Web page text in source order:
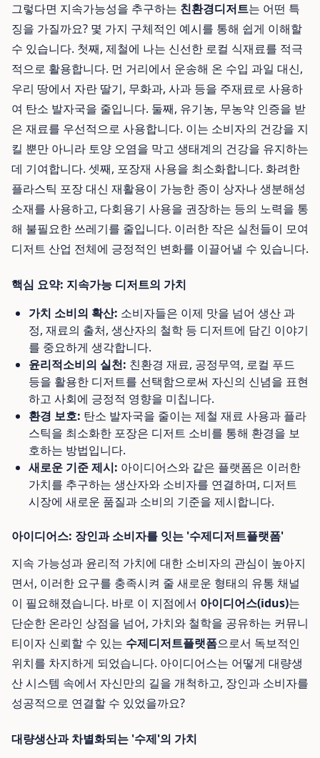
그렇다면 지속가능성을 추구하는 친환경디저트는 어떤 특
징을 가질까요? 몇 가지 구체적인 예시를 통해 쉽게 이해할
수 있습니다. 첫째, 제철에 나는 신선한 로컬 식재료를 적극
적으로 활용합니다. 먼 거리에서 운송해 온 수입 과일 대신,
우리 땅에서 자란 딸기, 무화과, 사과 등을 주재료로 사용하
여 탄소 발자국을 줄입니다. 둘째, 유기농, 무농약 인증을 받
은 재료를 우선적으로 사용합니다. 이는 소비자의 건강을 지
킬 뿐만 아니라 토양 오염을 막고 생태계의 건강을 유지하는
데 기여합니다. 셋째, 포장재 사용을 최소화합니다. 화려한
플라스틱 포장 대신 재활용이 가능한 종이 상자나 생분해성
소재를 사용하고, 다회용기 사용을 권장하는 등의 노력을 통
해 불필요한 쓰레기를 줄입니다. 이러한 작은 실천들이 모여
디저트 산업 전체에 긍정적인 변화를 이끌어낼 수 있습니다.
핵심 요약: 지속가능 디저트의 가치
가치 소비의 확산: 소비자들은 이제 맛을 넘어 생산 과
정, 재료의 출처, 생산자의 철학 등 디저트에 담긴 이야기
를 중요하게 생각합니다.
윤리적소비의 실천: 친환경 재료, 공정무역, 로컬 푸드
등을 활용한 디저트를 선택함으로써 자신의 신념을 표현
하고 사회에 긍정적 영향을 미칩니다.
환경 보호: 탄소 발자국을 줄이는 제철 재료 사용과 플라
스틱을 최소화한 포장은 디저트 소비를 통해 환경을 보
호하는 방법입니다.
새로운 기준 제시: 아이디어스와 같은 플랫폼은 이러한
가치를 추구하는 생산자와 소비자를 연결하며, 디저트
시장에 새로운 품질과 소비의 기준을 제시합니다.
아이디어스: 장인과 소비자를 잇는 '수제디저트플랫폼'
지속 가능성과 윤리적 가치에 대한 소비자의 관심이 높아지
면서, 이러한 요구를 충족시켜 줄 새로운 형태의 유통 채널
이 필요해졌습니다. 바로 이 지점에서 아이디어스(idus)는
단순한 온라인 상점을 넘어, 가치와 철학을 공유하는 커뮤니
티이자 신뢰할 수 있는 수제디저트플랫폼으로서 독보적인
위치를 차지하게 되었습니다. 아이디어스는 어떻게 대량생
산 시스템 속에서 자신만의 길을 개척하고, 장인과 소비자를
성공적으로 연결할 수 있었을까요?
대량생산과 차별화되는 '수제'의 가치